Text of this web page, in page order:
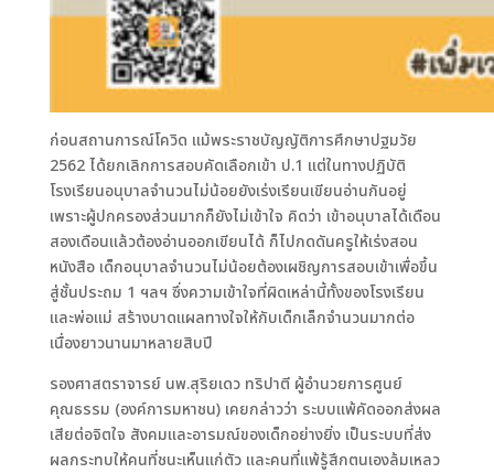
ก่อนสถานการณ์โควิด แม้พระราชบัญญัติการศึกษาปฐมวัย
2562 ได้ยกเลิกการสอบคัดเลือกเข้า ป.1 แต่ในทางปฏิบัติ
โรงเรียนอนุบาลจำนวนไม่น้อยยังเร่งเรียนเขียนอ่านกันอยู่
เพราะผู้ปกครองส่วนมากก็ยังไม่เข้าใจ คิดว่า เข้าอนุบาลได้เดือน
สองเดือนแล้วต้องอ่านออกเขียนได้ ก็ไปกดดันครูให้เร่งสอน
หนังสือ เด็กอนุบาลจำนวนไม่น้อยต้องเผชิญการสอบเข้าเพื่อขึ้น
สู่ชั้นประถม 1 ฯลฯ ซึ่งความเข้าใจที่ผิดเหล่านี้ทั้งของโรงเรียน
และพ่อแม่ สร้างบาดแผลทางใจให้กับเด็กเล็กจำนวนมากต่อ
เนื่องยาวนานมาหลายสิบปี
รองศาสตราจารย์ นพ.สุริยเดว ทริปาตี ผู้อำนวยการศูนย์
คุณธรรม (องค์การมหาชน) เคยกล่าวว่า ระบบแพ้คัดออกส่งผล
เสียต่อจิตใจ สังคมและอารมณ์ของเด็กอย่างยิ่ง เป็นระบบที่ส่ง
ผลกระทบให้คนที่ชนะเห็นแก่ตัว และคนที่แพ้รู้สึกตนเองล้มเหลว